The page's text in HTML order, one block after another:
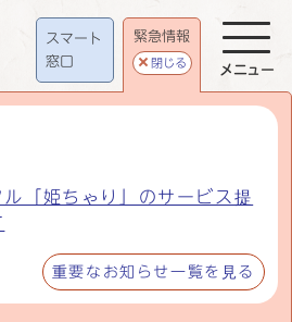
スマート
窓口
緊急情報
閉じる
「姫ちゃり」のサービス提
重要なお知らせ一覧を見る
メニュー